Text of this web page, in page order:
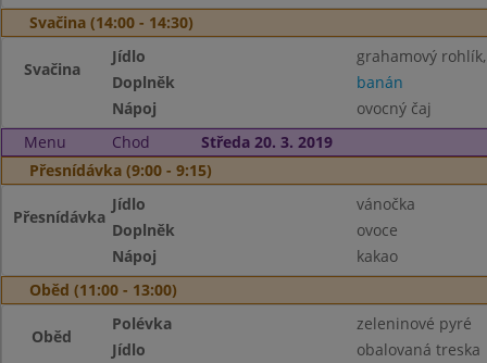
Svačina (14:00 - 14:30)
Svačina
Jídlo
grahamový
Doplněk
banán
Nápoj
ovocný čaj
Menu
Chod
Středa 20. 3. 2019
Přesnídávka (9:00 - 9:15)
Přesnídávka
Jídlo
vánočka
Doplněk
ovoce
Nápoj
kakao
Oběd (11:00 - 13:00)
Oběd
Polévka
zeleninové pyré
Jídlo
obalovaná treska